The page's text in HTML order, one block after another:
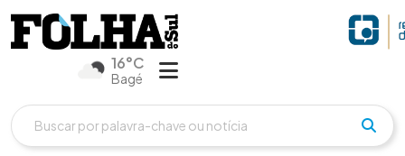
16°C
Bagé